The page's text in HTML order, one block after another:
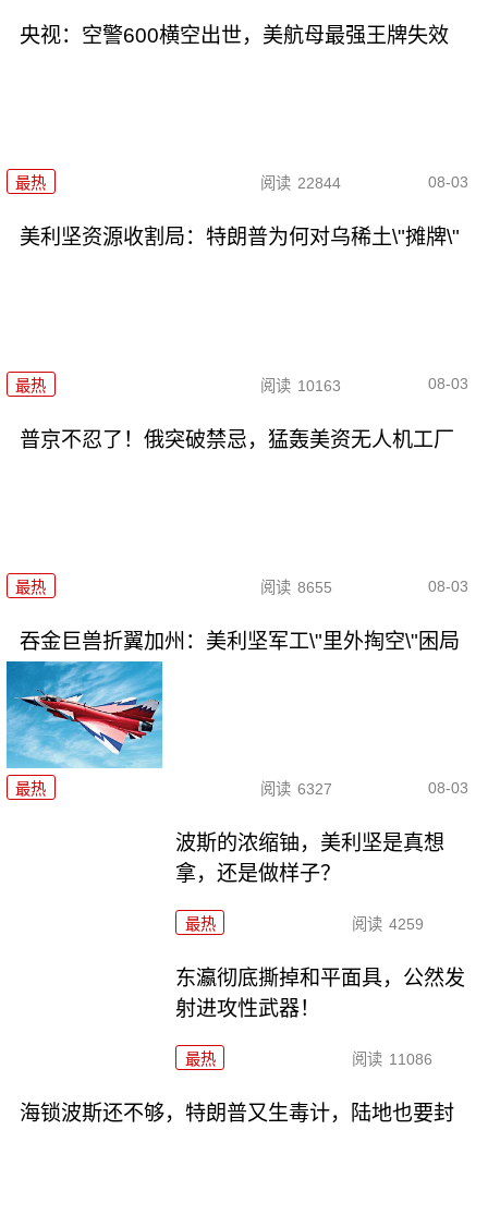
央视：空警600横空出世，美航母最强王牌失效
最热 阅读 22844 08-03
美利坚资源收割局：特朗普为何对乌稀土\"摊牌\"
最热 阅读 10163 08-03
普京不忍了！俄突破禁忌，猛轰美资无人机工厂
最热 阅读 8655 08-03
吞金巨兽折翼加州：美利坚军工\"里外掏空\"困局
最热 阅读 6327 08-03
波斯的浓缩铀，美利坚是真想
拿，还是做样子？
最热 阅读 4259
东瀛彻底撕掉和平面具，公然发
射进攻性武器！
最热 阅读 11086
海锁波斯还不够，特朗普又生毒计，陆地也要封